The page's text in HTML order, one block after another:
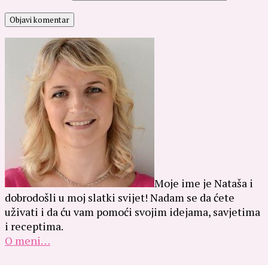
Moje ime je Nataša i
dobrodošli u moj slatki svijet! Nadam se da ćete
uživati i da ću vam pomoći svojim idejama, savjetima
i receptima.
O meni…